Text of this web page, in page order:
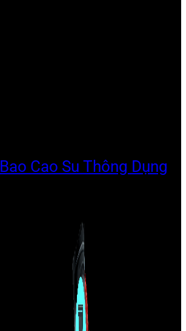
Bao Cao Su Thông Dụng